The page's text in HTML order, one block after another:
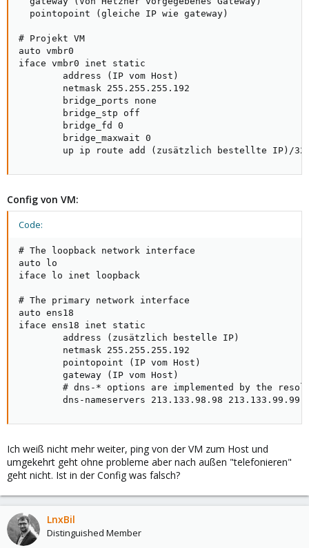
  pointopoint (gleiche IP wie gateway)
# Projekt VM
auto vmbr0
iface vmbr0 inet static
        address (IP vom Host)
        netmask 255.255.255.192
        bridge_ports none
        bridge_stp off
        bridge_fd 0
        bridge_maxwait 0
up ip route add (zusätzlich bestellte IP)/32
Config von VM:
Code:
# The loopback network interface
auto lo
iface lo inet loopback
# The primary network interface
auto ens18
iface ens18 inet static
        address (zusätzlich bestelle IP)
        netmask 255.255.255.192
        pointopoint (IP vom Host)
        gateway (IP vom Host)
# dns-* options are implemented by the
dns-nameservers 213.133.98.98 213.133.99.99
Ich weiß nicht mehr weiter, ping von der VM zum Host und
umgekehrt geht ohne probleme aber nach außen "telefonieren"
geht nicht. Ist in der Config was falsch?
LnxBil
Distinguished Member